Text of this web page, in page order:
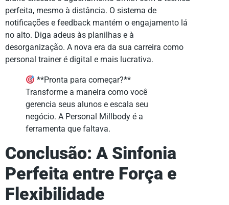
perfeita, mesmo à distância. O sistema de
notificações e feedback mantém o engajamento lá
no alto. Diga adeus às planilhas e à
desorganização. A nova era da sua carreira como
personal trainer é digital e mais lucrativa.
**Pronta para começar?**
Transforme a maneira como você
gerencia seus alunos e escala seu
negócio. A Personal Millbody é a
ferramenta que faltava.
Conclusão: A Sinfonia
Perfeita entre Força e
Flexibilidade